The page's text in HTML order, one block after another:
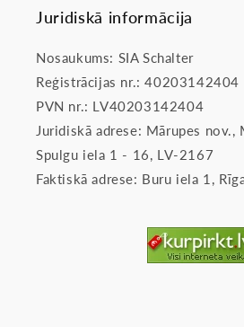
Juridiskā informācija
Nosaukums: SIA Schalter
Reģistrācijas nr.: 40203142404
PVN nr.: LV40203142404
Juridiskā adrese: Mārupes nov.,
Spulgu iela 1 - 16, LV-2167
Faktiskā adrese: Buru iela 1,